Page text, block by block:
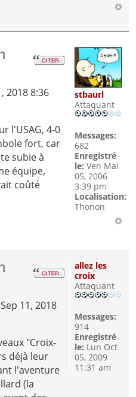
2018 8:36
l'USAG, 4-0
fort, car
subie à
équipe,
coûté
stbaurl
Attaquant
Messages:
682
Enregistré
le: Ven Mai
05, 2006
3:39 pm
Localisation:
Thonon
11, 2018
"Croix-
déjà leur
l'aventure
(la
allez les
croix
Attaquant
Messages:
914
Enregistré
le: Lun Oct
05, 2009
11:31 am